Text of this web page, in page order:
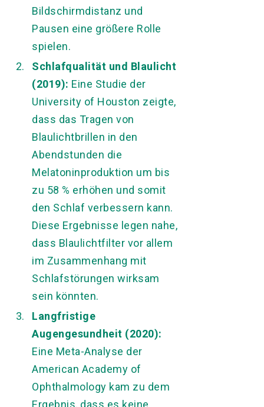
Bildschirmdistanz und
Pausen eine größere Rolle
spielen.
Schlafqualität und Blaulicht
(2019): Eine Studie der
University of Houston zeigte,
dass das Tragen von
Blaulichtbrillen in den
Abendstunden die
Melatoninproduktion um bis
zu 58 % erhöhen und somit
den Schlaf verbessern kann.
Diese Ergebnisse legen nahe,
dass Blaulichtfilter vor allem
im Zusammenhang mit
Schlafstörungen wirksam
sein könnten.
Langfristige
Augengesundheit (2020):
Eine Meta-Analyse der
American Academy of
Ophthalmology kam zu dem
Ergebnis, dass es keine